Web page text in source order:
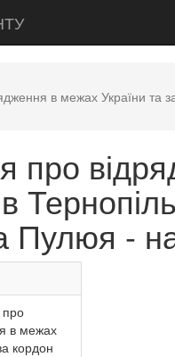
в межах України та
про
Пулюя -
в межах
кордон